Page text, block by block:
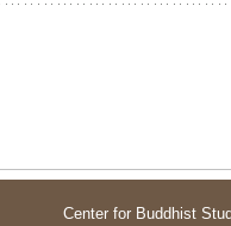
Center for Buddhist